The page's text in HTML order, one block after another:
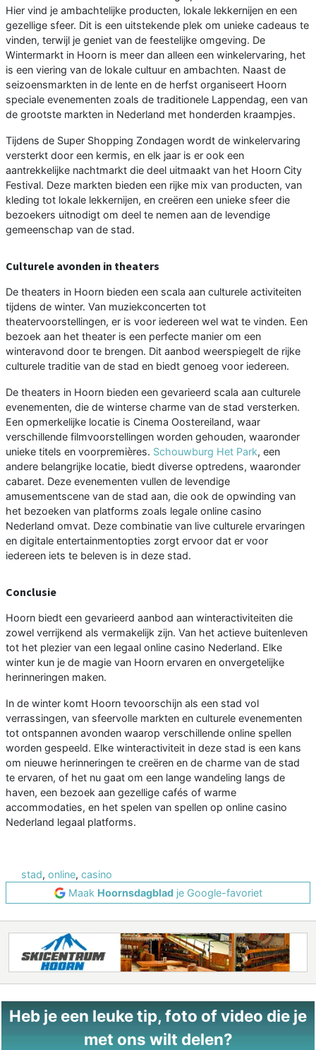
Hier vind je ambachtelijke producten, lokale lekkernijen en een
gezellige sfeer. Dit is een uitstekende plek om unieke cadeaus te
vinden, terwijl je geniet van de feestelijke omgeving. De
Wintermarkt in Hoorn is meer dan alleen een winkelervaring, het
is een viering van de lokale cultuur en ambachten. Naast de
seizoensmarkten in de lente en de herfst organiseert Hoorn
speciale evenementen zoals de traditionele Lappendag, een van
de grootste markten in Nederland met honderden kraampjes.
Tijdens de Super Shopping Zondagen wordt de winkelervaring
versterkt door een kermis, en elk jaar is er ook een
aantrekkelijke nachtmarkt die deel uitmaakt van het Hoorn City
Festival. Deze markten bieden een rijke mix van producten, van
kleding tot lokale lekkernijen, en creëren een unieke sfeer die
bezoekers uitnodigt om deel te nemen aan de levendige
gemeenschap van de stad.
Culturele avonden in theaters
De theaters in Hoorn bieden een scala aan culturele activiteiten
tijdens de winter. Van muziekconcerten tot
theatervoorstellingen, er is voor iedereen wel wat te vinden. Een
bezoek aan het theater is een perfecte manier om een
winteravond door te brengen. Dit aanbod weerspiegelt de rijke
culturele traditie van de stad en biedt genoeg voor iedereen.
De theaters in Hoorn bieden een gevarieerd scala aan culturele
evenementen, die de winterse charme van de stad versterken.
Een opmerkelijke locatie is Cinema Oostereiland, waar
verschillende filmvoorstellingen worden gehouden, waaronder
unieke titels en voorpremières. Schouwburg Het Park, een
andere belangrijke locatie, biedt diverse optredens, waaronder
cabaret. Deze evenementen vullen de levendige
amusementscene van de stad aan, die ook de opwinding van
het bezoeken van platforms zoals legale online casino
Nederland omvat. Deze combinatie van live culturele ervaringen
en digitale entertainmentopties zorgt ervoor dat er voor
iedereen iets te beleven is in deze stad.
Conclusie
Hoorn biedt een gevarieerd aanbod aan winteractiviteiten die
zowel verrijkend als vermakelijk zijn. Van het actieve buitenleven
tot het plezier van een legaal online casino Nederland. Elke
winter kun je de magie van Hoorn ervaren en onvergetelijke
herinneringen maken.
In de winter komt Hoorn tevoorschijn als een stad vol
verrassingen, van sfeervolle markten en culturele evenementen
tot ontspannen avonden waarop verschillende online spellen
worden gespeeld. Elke winteractiviteit in deze stad is een kans
om nieuwe herinneringen te creëren en de charme van de stad
te ervaren, of het nu gaat om een lange wandeling langs de
haven, een bezoek aan gezellige cafés of warme
accommodaties, en het spelen van spellen op online casino
Nederland legaal platforms.
stad, online, casino
Maak Hoornsdagbladje Google-favoriet
Heb je een leuke tip, foto of video die je
met ons wilt delen?